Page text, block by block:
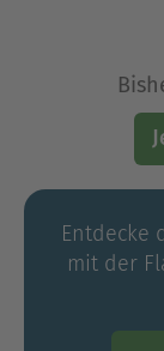
Entdecke
mit der